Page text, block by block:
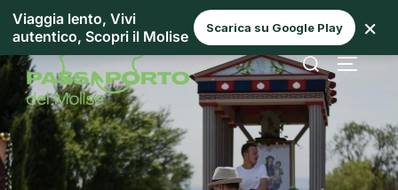
Viaggia lento, Vivi
autentico, Scopri il Molise
Scarica su Google Play ×